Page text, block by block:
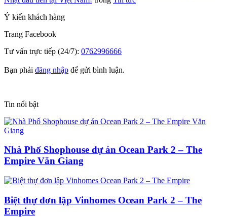
Ý kiến khách hàng
Trang Facebook
Tư vấn trực tiếp (24/7): 0762996666
Bạn phải đăng nhập để gửi bình luận.
Tin nổi bật
Nhà Phố Shophouse dự án Ocean Park 2 – The
Empire Văn Giang
Biệt thự đơn lập Vinhomes Ocean Park 2 – The
Empire